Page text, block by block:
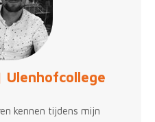
Ulenhofcollege
kennen tijdens mijn